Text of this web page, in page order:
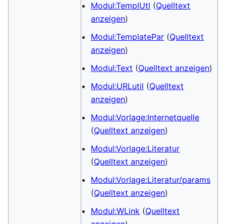
Modul:TemplUtl (Quelltext
anzeigen)
Modul:TemplatePar (Quelltext
anzeigen)
Modul:Text (Quelltext anzeigen)
Modul:URLutil (Quelltext
anzeigen)
Modul:Vorlage:Internetquelle
(Quelltext anzeigen)
Modul:Vorlage:Literatur
(Quelltext anzeigen)
Modul:Vorlage:Literatur/params
(Quelltext anzeigen)
Modul:WLink (Quelltext